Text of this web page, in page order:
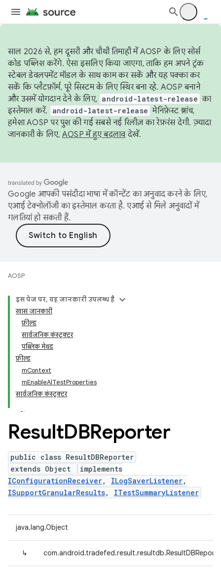
साल 2026 से, हम दूसरी और चौथी तिमाही में AOSP के लिए सोर्स
कोड पब्लिश करेंगे. ऐसा इसलिए किया जाएगा, ताकि हम अपने ट्रंक
स्टेबल डेवलपमेंट मॉडल के साथ काम कर सकें और यह पक्का कर
सकें कि प्लैटफ़ॉर्म, पूरे सिस्टम के लिए स्थिर बना रहे. AOSP बनाने
और उसमें योगदान देने के लिए, android-latest-release का
इस्तेमाल करें.
android-latest-release मेनिफ़ेस्ट ब्रांच,
हमेशा AOSP पर पुश की गई सबसे नई रिलीज़ का रेफ़रंस देगी. ज़्यादा
जानकारी के लिए, AOSP में हुए बदलावदेखें.
Google आपकी पसंदीदा भाषा में कॉन्टेंट का अनुवाद करने के लिए,
एआई टेक्नोलॉजी का इस्तेमाल करता है. एआई से मिले अनुवादों में
गलतियां हो सकती हैं.
AOSP
इस पेज पर, यह जानकारी उपलब्ध है
खास जानकारी
फ़ील्ड
सार्वजनिक कंस्ट्रक्टर
पब्लिक मेथड
फ़ील्ड
mContext
mEnableAlTestProperties
सार्वजनिक कंस्ट्रक्टर
ResultDBReporter
public class ResultDBReporter
extends Object
implements
IConfigurationReceiver, ILogSaverListener,
ISupportGranularResults, ITestSummaryListener
java.lang.Object
↳